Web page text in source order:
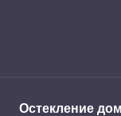
Остекление